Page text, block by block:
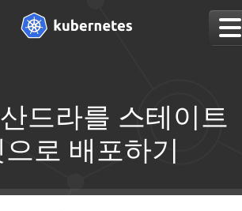
드라를 스테이트
로 배포하기